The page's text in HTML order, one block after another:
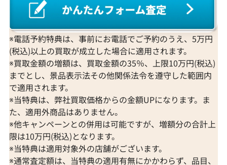
参考買取価格
1,274,000
2026年3月11日時点
参考買取価格
2026年2月11日
※電話予約特典は、事前にお電話でご予約のうえ、5万円
(税込)以上の買取が成立した場合に適用されます。
※買取金額の増額は、買取金額の35％、上限10万円(税込)
までとし、景品表示法その他関係法令を遵守した範囲内
で適用されます。
※当特典は、弊社買取価格からの金額UPになります。ま
た、適用外商品はありません。
※他キャンペーンとの併用は可能ですが、増額分の合計上
限は10万円(税込)となります。
※当特典は適用対象外の店舗がございます。
※通常査定額は、当特典の適用有無にかかわらず、品目、